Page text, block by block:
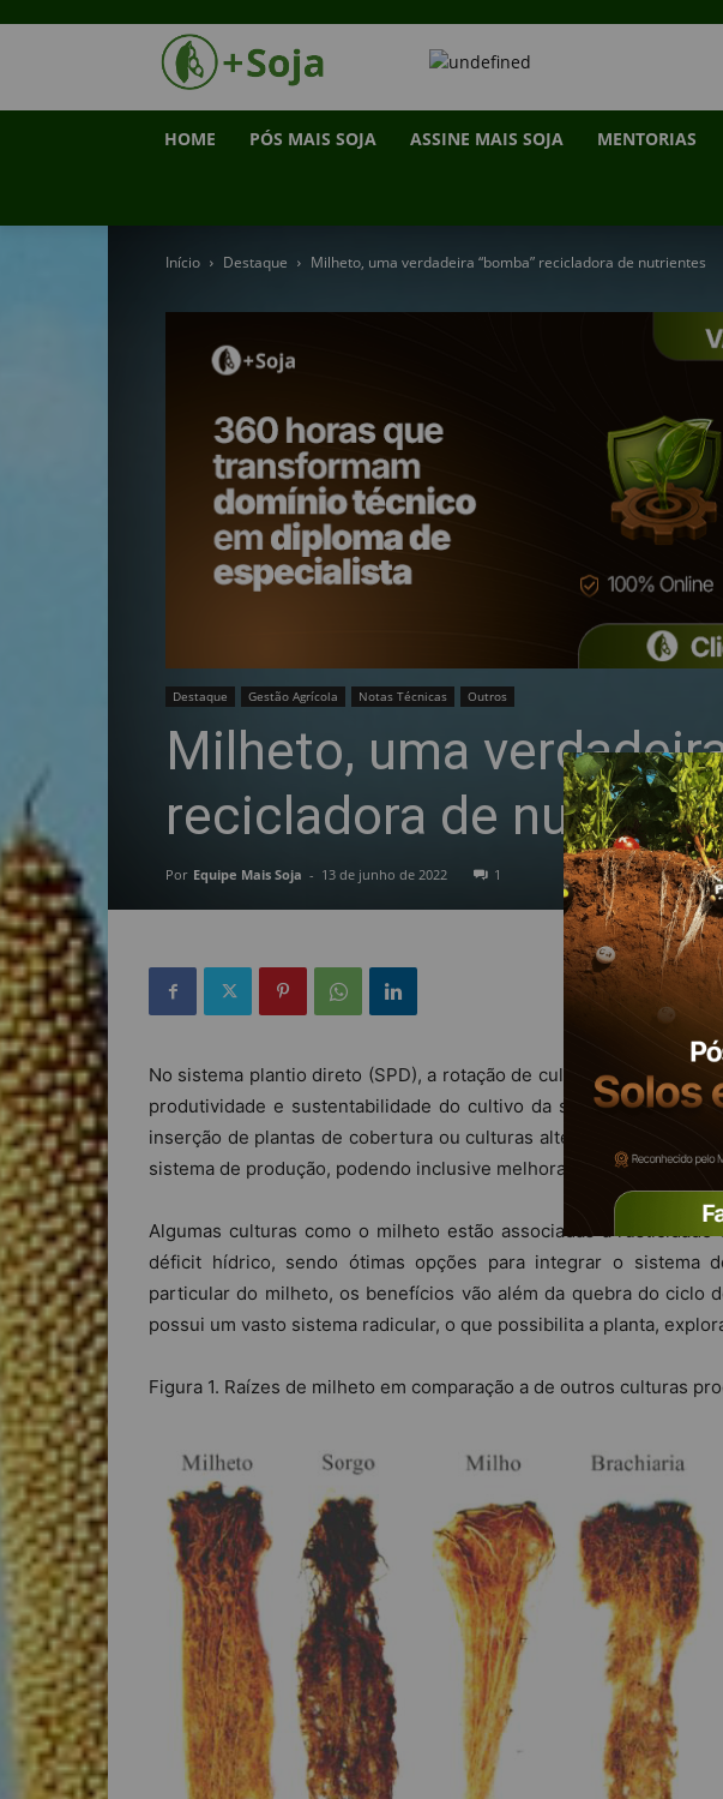
HOME PÓS MAIS SOJA ASSINE MAIS SOJA MENTORIAS
Início Destaque Milheto, uma verdadeira “bomba” recicladora de nutrientes
Destaque Gestão Agrícola Notas Técnicas Outros
Milheto, uma
recicladora de
Por Equipe Mais Soja - 13 de junho de 2022 1
No sistema plantio direto (SPD), a rotação de culturas é uma
produtividade e sustentabilidade do cultivo da soja e demais
inserção de plantas de cobertura ou culturas alternativas a soja
sistema de produção, podendo inclusive melhorar atributos
Algumas culturas como o milheto estão associadas a
déficit hídrico, sendo ótimas opções para integrar o sistema
particular do milheto, os benefícios vão além da quebra do ciclo
possui um vasto sistema radicular, o que possibilita a planta,
Figura 1. Raízes de milheto em comparação a de outros culturas